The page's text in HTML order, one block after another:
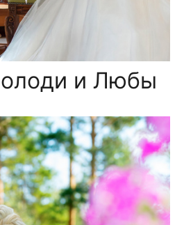
и Любы